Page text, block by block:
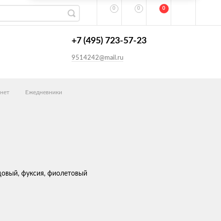
0 0 0
+7 (495) 723-57-23
9514242@mail.ru
Ежедневники
фуксия, фиолетовый